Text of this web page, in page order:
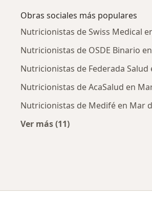
Obras sociales más populares
Nutricionistas de Swiss Medical
Nutricionistas de OSDE Binario
Nutricionistas de Federada Salud
Nutricionistas de AcaSalud en
Nutricionistas de Medifé en Mar
Ver más (11)